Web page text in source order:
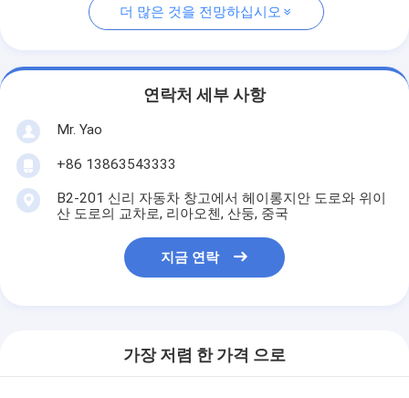
더 많은 것을 전망하십시오
연락처 세부 사항
Mr. Yao
+86 13863543333
B2-201 신리 자동차 창고에서 헤이롱지안 도로와 위이
산 도로의 교차로, 리아오첸, 산둥, 중국
지금 연락
가장 저렴 한 가격 으로